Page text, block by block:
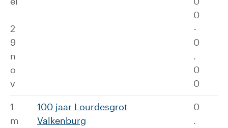
-
2
9
n
o
v
0
-
0
.
0
0
1
m
100 jaar Lourdesgrot
Valkenburg
0
.